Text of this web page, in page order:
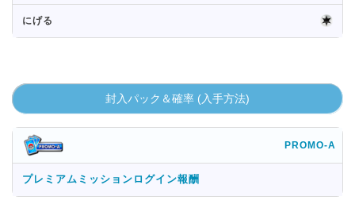
にげる
封入パック＆確率 (入手方法)
PROMO-A
プレミアムミッションログイン報酬